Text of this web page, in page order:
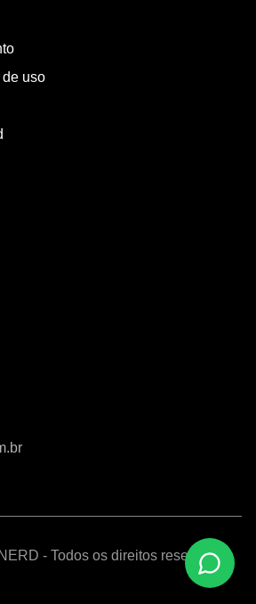
de uso
- Todos os direitos reservados